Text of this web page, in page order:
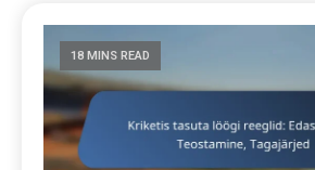
18 MINS READ